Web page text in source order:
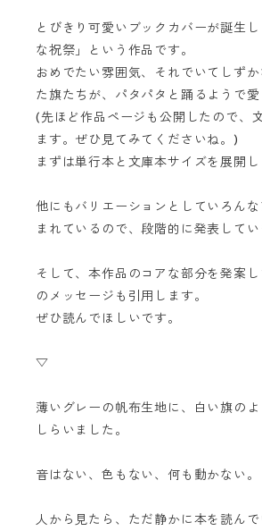
とびきり可愛いブックカバーが誕生
な祝祭」という作品です。
おめでたい雰囲気、それでいてしず
た旗たちが、パタパタと踊るようで愛
(先ほど作品ページも公開したので、
ます。ぜひ見てみてくださいね。)
まずは単行本と文庫本サイズを展開し
他にもバリエーションとしていろん
まれているので、段階的に発表してい
そして、本作品のコアな部分を発案
のメッセージも引用します。
ぜひ読んでほしいです。
▽
薄いグレーの帆布生地に、白い旗の
しらいました。
音はない、色もない、何も動かない。
人から見たら、ただ静かに本を読んで